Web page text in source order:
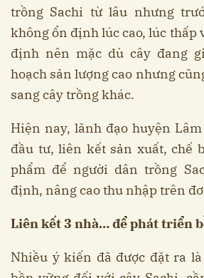
trồng Sachi từ lâu nhưng
không ổn định lúc cao, lúc thấp
định nên mặc dù cây đang
hoạch sản lượng cao nhưng
sang cây trồng khác.
Hiện nay, lãnh đạo huyện
đầu tư, liên kết sản xuất, chế
phẩm để người dân trồng
định, nâng cao thu nhập trên
Liên kết 3 nhà… để phát triển
Nhiều ý kiến đã được đặt ra